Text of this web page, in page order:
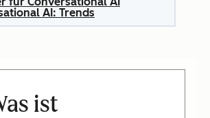
AI: Trends
ist